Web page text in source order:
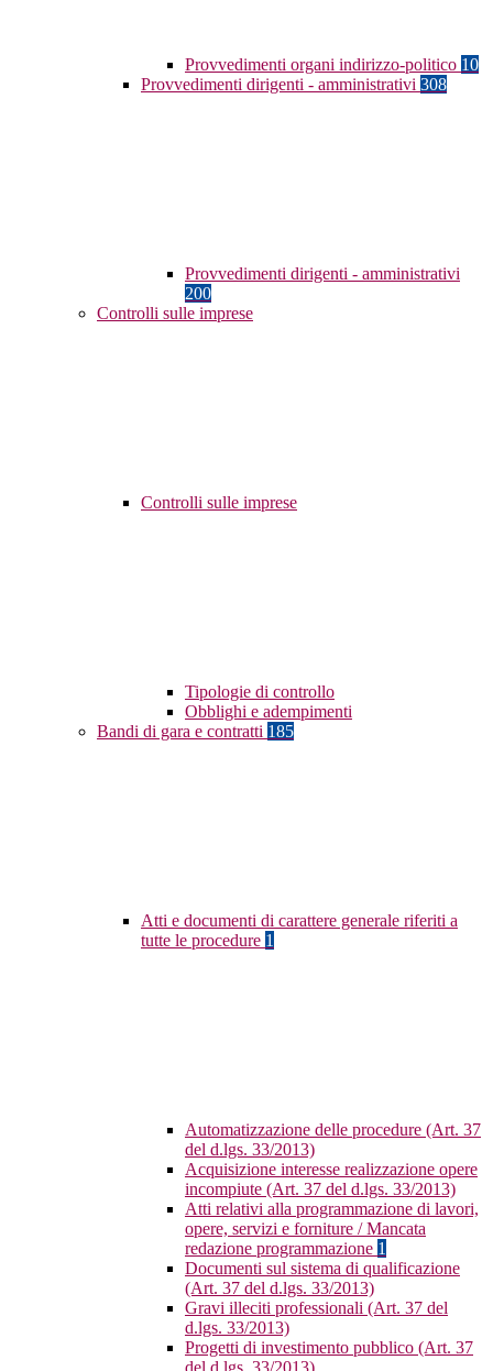
Provvedimenti organi indirizzo-politico 10
Provvedimenti dirigenti - amministrativi 308
Provvedimenti dirigenti - amministrativi
200
Controlli sulle imprese
Controlli sulle imprese
Tipologie di controllo
Obblighi e adempimenti
Bandi di gara e contratti 185
Atti e documenti di carattere generale riferiti a
tutte le procedure 1
Automatizzazione delle procedure (Art. 37
del d.lgs. 33/2013)
Acquisizione interesse realizzazione opere
incompiute (Art. 37 del d.lgs. 33/2013)
Atti relativi alla programmazione di lavori,
opere, servizi e forniture / Mancata
redazione programmazione 1
Documenti sul sistema di qualificazione
(Art. 37 del d.lgs. 33/2013)
Gravi illeciti professionali (Art. 37 del
d.lgs. 33/2013)
Progetti di investimento pubblico (Art. 37